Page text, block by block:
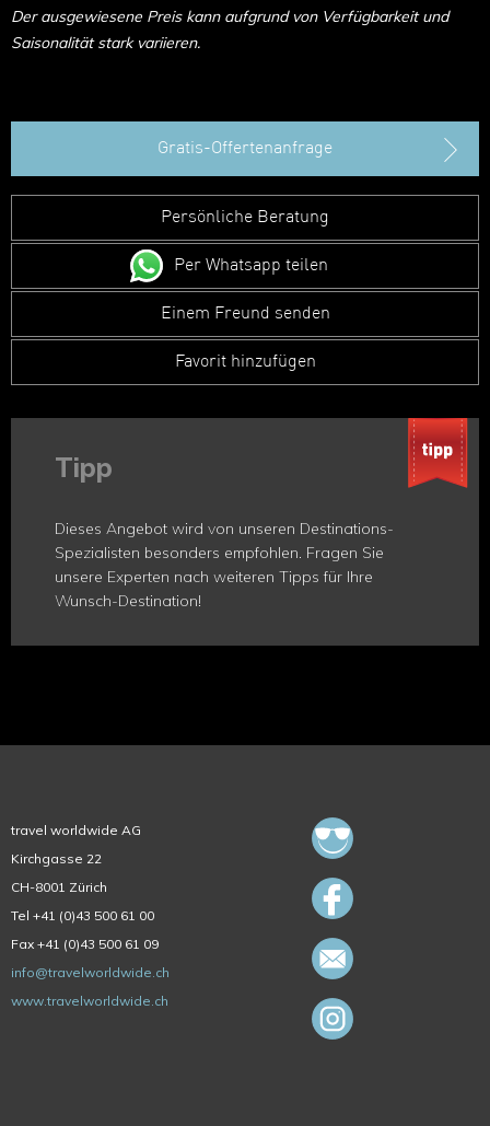
Der ausgewiesene Preis kann aufgrund von Verfügbarkeit und
Saisonalität stark variieren.
Gratis-Offertenanfrage
Persönliche Beratung
Per Whatsapp teilen
Einem Freund senden
Favorit hinzufügen
Tipp
Dieses Angebot wird von unseren Destinations-
Spezialisten besonders empfohlen. Fragen Sie
unsere Experten nach weiteren Tipps für Ihre
Wunsch-Destination!
travel worldwide AG
Kirchgasse 22
CH-8001 Zürich
Tel +41 (0)43 500 61 00
Fax +41 (0)43 500 61 09
info@travelworldwide.ch
www.travelworldwide.ch